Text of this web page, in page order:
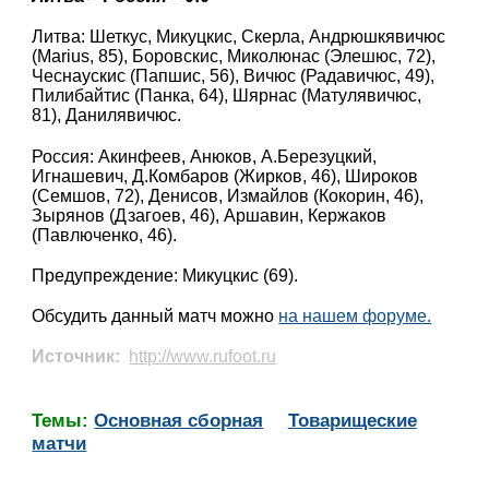
Литва: Шеткус, Микуцкис, Скерла, Андрюшкявичюс
(Marius, 85), Боровскис, Миколюнас (Элешюс, 72),
Чеснаускис (Папшис, 56), Вичюс (Радавичюс, 49),
Пилибайтис (Панка, 64), Шярнас (Матулявичюс,
81), Данилявичюс.
Россия: Акинфеев, Анюков, А.Березуцкий,
Игнашевич, Д.Комбаров (Жирков, 46), Широков
(Семшов, 72), Денисов, Измайлов (Кокорин, 46),
Зырянов (Дзагоев, 46), Аршавин, Кержаков
(Павлюченко, 46).
Предупреждение: Микуцкис (69).
Обсудить данный матч можно на нашем форуме.
Источник: http://www.rufoot.ru
Темы:Основная сборная
Товарищеские
матчи